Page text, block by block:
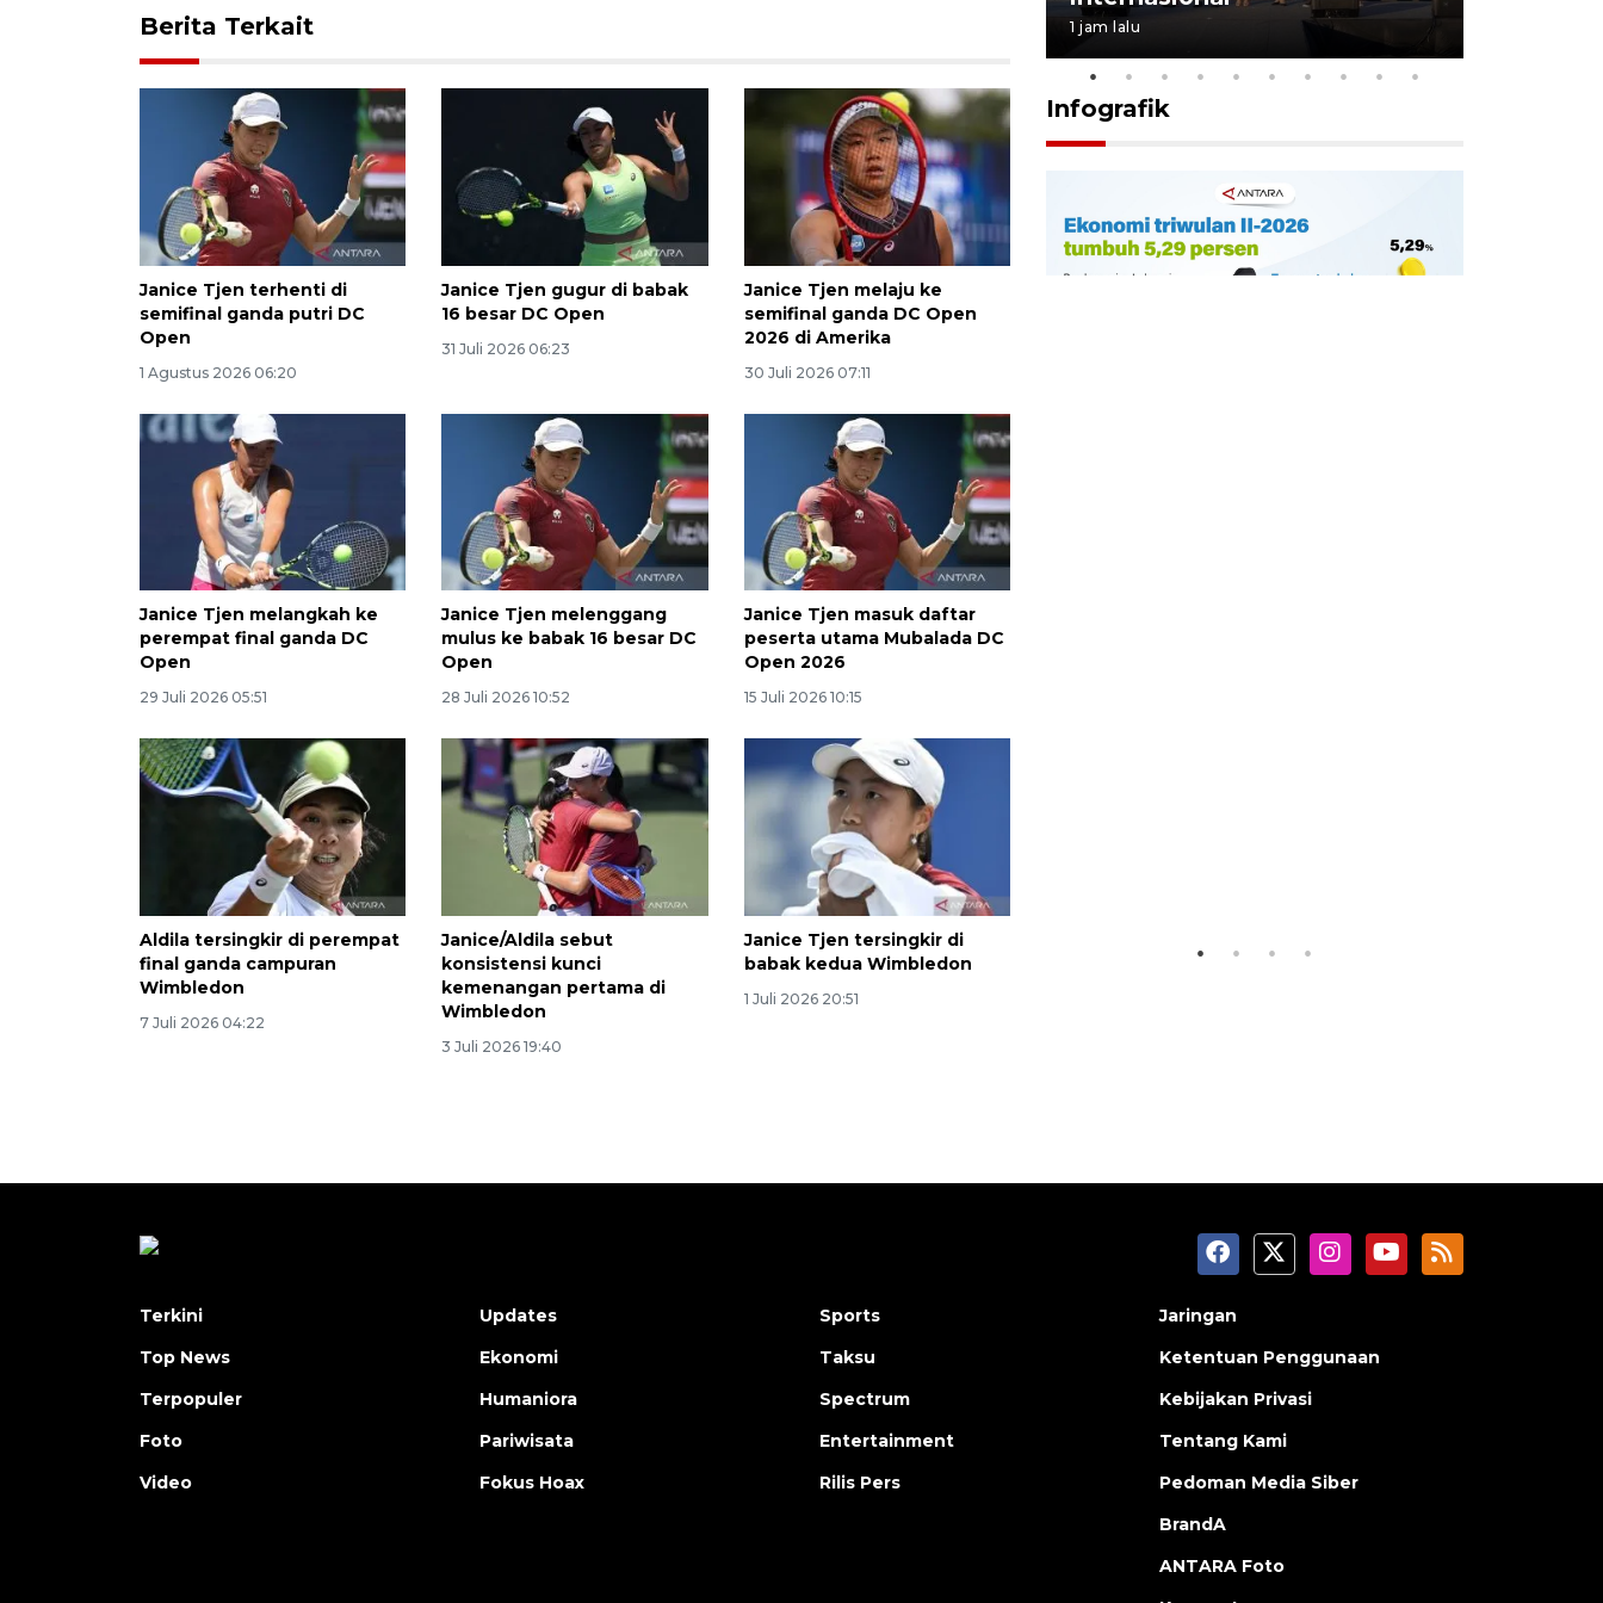
Berita Terkait
Janice Tjen terhenti di
semifinal ganda putri DC
Open
1 Agustus 2026 06:20
Janice Tjen gugur di babak
16 besar DC Open
31 Juli 2026 06:23
Janice Tjen melaju ke
semifinal ganda DC Open
2026 di Amerika
30 Juli 2026 07:11
Janice Tjen melangkah ke
perempat final ganda DC
Open
29 Juli 2026 05:51
Janice Tjen melenggang
mulus ke babak 16 besar DC
Open
28 Juli 2026 10:52
Janice Tjen masuk daftar
peserta utama Mubalada DC
Open 2026
15 Juli 2026 10:15
Aldila tersingkir di perempat
final ganda campuran
Wimbledon
7 Juli 2026 04:22
Janice/Aldila sebut
konsistensi kunci
kemenangan pertama di
Wimbledon
3 Juli 2026 19:40
Janice Tjen tersingkir di
babak kedua Wimbledon
1 Juli 2026 20:51
1 jam lalu
Infografik
Memberantas kejahatan
jalanan Jakarta
2026-08-05 18:00:00
Terkini
Top News
Terpopuler
Foto
Video
Updates
Ekonomi
Humaniora
Pariwisata
Fokus Hoax
Sports
Taksu
Spectrum
Entertainment
Rilis Pers
Jaringan
Ketentuan Penggunaan
Kebijakan Privasi
Tentang Kami
Pedoman Media Siber
BrandA
ANTARA Foto